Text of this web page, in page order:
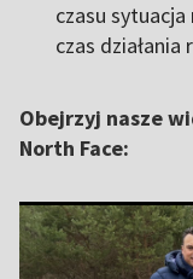
czasu
czas działania
Obejrzyj nasze
North Face: